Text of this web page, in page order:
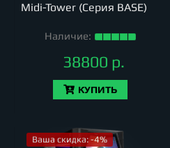
Midi-Tower (Серия BASE)
Наличие:
38800 р.
КУПИТЬ
Ваша скидка: -4%